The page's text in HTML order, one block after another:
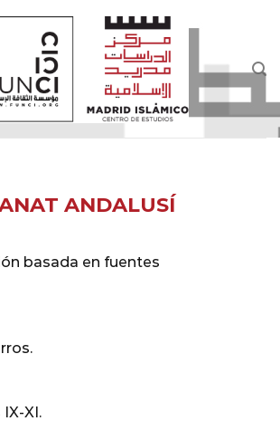
ANDALUSÍ
basada en fuentes
XI.